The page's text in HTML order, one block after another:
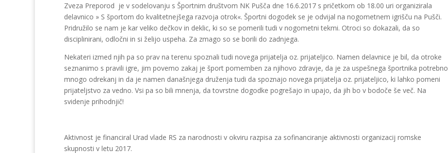
Zveza Preporod je v sodelovanju s Športnim društvom NK Pušča dne 16.6.2017 s pričetkom ob 18.00 uri organizirala
delavnico » S športom do kvalitetnejšega razvoja otrok«. Športni dogodek se je odvijal na nogometnem igrišču na Pušči.
Pridružilo se nam je kar veliko dečkov in deklic, ki so se pomerili tudi v nogometni tekmi. Otroci so dokazali, da so
disciplinirani, odločni in si želijo uspeha. Za zmago so se borili do zadnjega.
Nekateri izmed njih pa so prav na terenu spoznali tudi novega prijatelja oz. prijateljico. Namen delavnice je bil, da otroke
seznanimo s pravili igre, jim povemo zakaj je šport pomemben za njihovo zdravje, da je za uspešnega športnika potrebno
mnogo odrekanj in da je namen današnjega druženja tudi da spoznajo novega prijatelja oz. prijateljico, ki lahko pomeni
prijateljstvo za vedno. Vsi pa so bili mnenja, da tovrstne dogodke pogrešajo in upajo, da jih bo v bodoče še več. Na
svidenje prihodnjič!
Aktivnost je financiral Urad vlade RS za narodnosti v okviru razpisa za sofinanciranje aktivnosti organizacij romske
skupnosti v letu 2017.